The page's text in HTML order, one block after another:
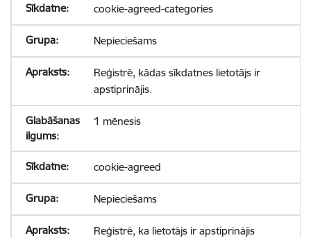
cookie-agreed-categories
Nepieciešams
Reģistrē, kādas sīkdatnes lietotājs ir
apstiprinājis.
1 mēnesis
cookie-agreed
Nepieciešams
Reģistrē, ka lietotājs ir apstiprinājis